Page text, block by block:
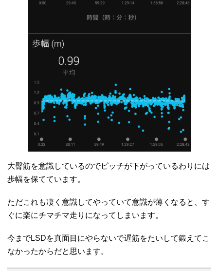
大臀筋を意識しているのでピッチが下がっているわりには
歩幅を保てています。
ただこれも凄く意識してやっていて意識が薄くなると、す
ぐに楽にチマチマ走りになってしまいます。
今までLSDを真面目にやらないで遅筋をたいして鍛えてこ
なかったからだと思います。